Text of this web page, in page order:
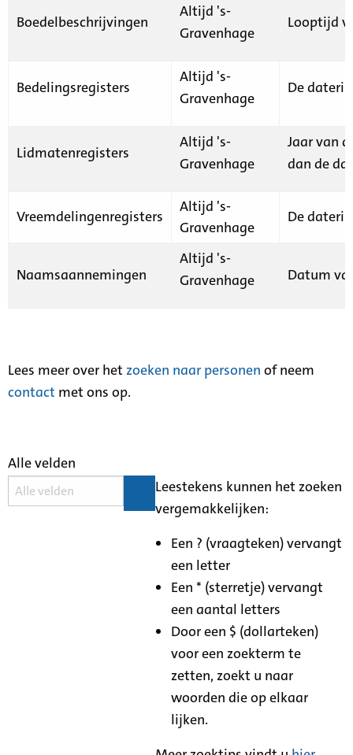
Boedelbeschrijvingen
Altijd 's-
Gravenhage
Looptijd
Bedelingsregisters
Altijd 's-
Gravenhage
De
Lidmatenregisters
Altijd 's-
Gravenhage
Jaar van
dan de
Vreemdelingenregisters
Altijd 's-
Gravenhage
De
Naamsaannemingen
Altijd 's-
Gravenhage
Datum
Lees meer over het zoeken naar personen of neem
contact met ons op.
Alle velden
Leestekens kunnen het zoeken
vergemakkelijken:
Een ? (vraagteken) vervangt
een letter
Een * (sterretje) vervangt
een aantal letters
Door een $ (dollarteken)
voor een zoekterm te
zetten, zoekt u naar
woorden die op elkaar
lijken.